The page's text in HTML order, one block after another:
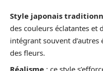
Style japonais
des couleurs éclatantes et
intégrant souvent
des fleurs.
Réalisme : ce style